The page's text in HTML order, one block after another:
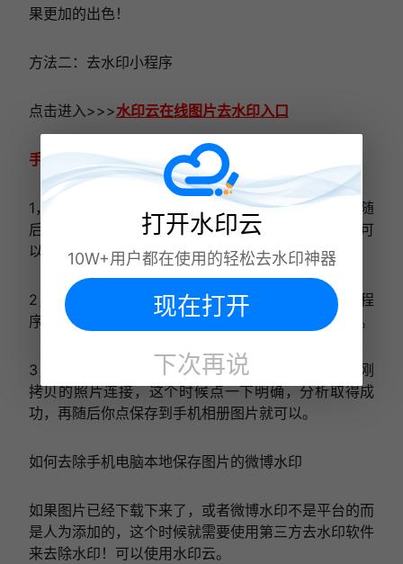
果更加的出色！
方法二：去水印小程序
点击进入>>>水印云在线图片去水印入口
手机端可以搜索微信公众号“水印云”后台在线处理。
1，必须先找到你要想储存下载去图片水印的著作，随
后在底端能够寻找共享按键，点击复制连接，拷贝就可
以
2，这个时候必须依靠手机微信，在发现页上边的小程
序，嗖索小程序【时间去除水印】，随后进到小程序。
3，进到到小程序以后，系统软件就会自身鉴别到你刚
拷贝的照片连接，这个时候点一下明确，分析取得成
功，再随后你点保存到手机相册图片就可以。
如何去除手机电脑本地保存图片的微博水印
如果图片已经下载下来了，或者微博水印不是平台的而
是人为添加的，这个时候就需要使用第三方去水印软件
来去除水印！可以使用水印云。
打开水印云
10W+用户都在使用的轻松去水印神器
现在打开
下次再说